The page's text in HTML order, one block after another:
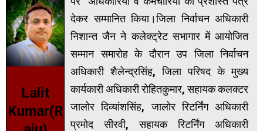
Lalit
Kumar(R
देकर सम्मानित किया।जिला निर्वाचन अधिकारी
निशान्त जैन ने कलेक्ट्रेट सभागार में आयोजित
सम्मान समारोह के दौरान उप जिला निर्वाचन
अधिकारी शैलेन्द्रसिंह, जिला परिषद के मुख्य
कार्यकारी अधिकारी रोहितकुमार, सहायक कलक्टर
जालोर दिव्यांशसिंह, जालोर रिटर्निंग अधिकारी
प्रमोद सीरवी, सहायक रिटर्निंग अधिकारी